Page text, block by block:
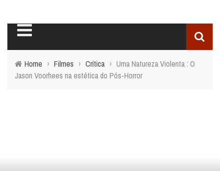
Home › Filmes › Crítica › Uma Natureza Violenta : O
Jason Voorhees na estética do Pós-Horror